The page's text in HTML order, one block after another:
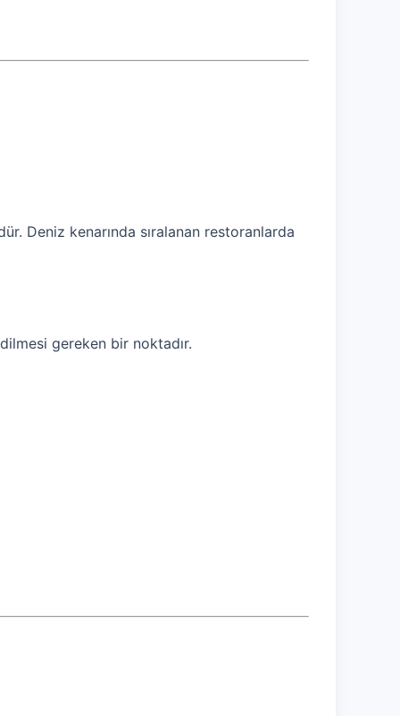
Deniz kenarında sıralanan restoranlarda
gereken bir noktadır.